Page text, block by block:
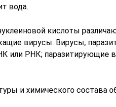
вода.
кислоты
вирусы. Вирусы,
или РНК; паразитирующие
и химического состава